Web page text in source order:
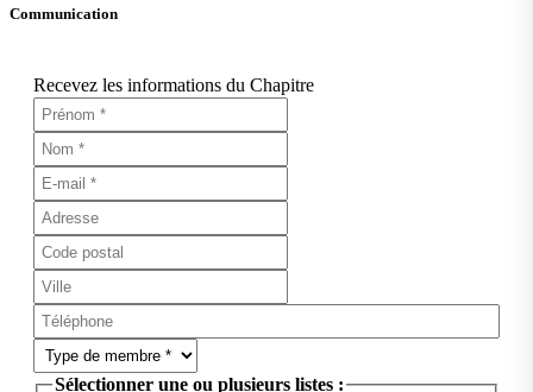
Communication
Recevez les informations du Chapitre
Sélectionner une ou plusieurs listes :